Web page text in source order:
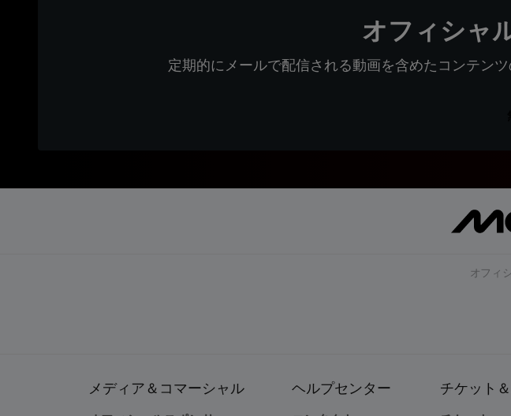
オフィシャ
定期的にメールで配信される動画を含めたコンテン
オフィ
メディア＆コマーシャル ヘルプセンター チケット